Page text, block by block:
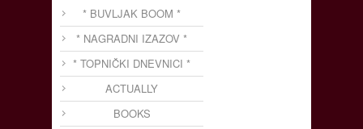
* BUVLJAK BOOM *
* NAGRADNI IZAZOV *
* TOPNIČKI DNEVNICI *
ACTUALLY
BOOKS